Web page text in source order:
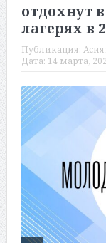
отдохнут
лагерях в
Публикация:
Дата: 14 марта,